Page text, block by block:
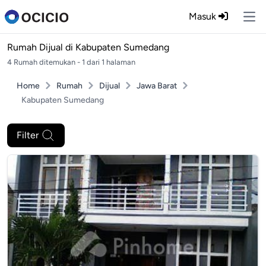
Masuk
Rumah Dijual di Kabupaten Sumedang
4 Rumah ditemukan - 1 dari 1 halaman
Home Rumah Dijual
Jawa Barat
Kabupaten Sumedang
Filter